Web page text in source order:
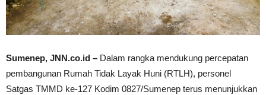
Sumenep, JNN.co.id – Dalam rangka mendukung percepatan
pembangunan Rumah Tidak Layak Huni (RTLH), personel
Satgas TMMD ke-127 Kodim 0827/Sumenep terus menunjukkan